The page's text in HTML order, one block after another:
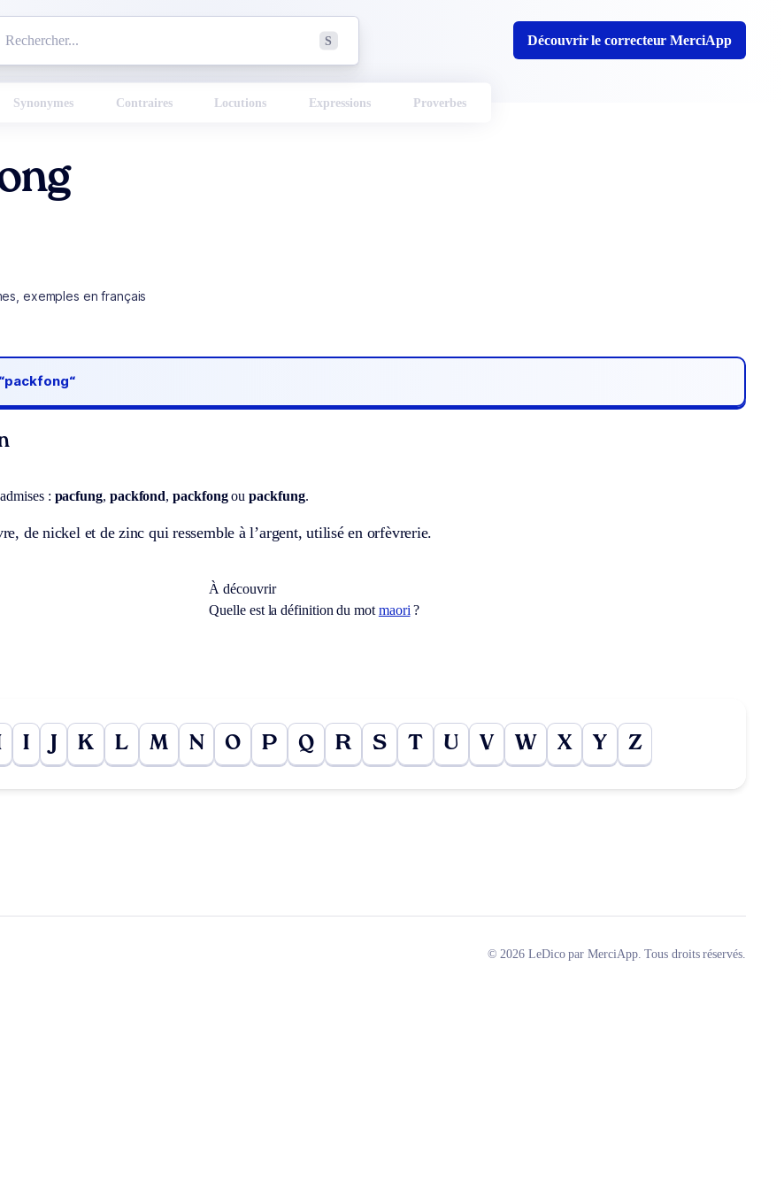
S Découvrir le correcteur MerciApp
Synonymes Contraires Locutions Expressions Proverbes
exemples en français
“packfong“
: pacfung, packfond,packfongoupackfung.
de nickel et de zinc qui ressemble à l’argent, utilisé en orfèvrerie.
À découvrir
Quelle est la définition du mot maori ?
I K L M N O P Q R S T U V W X Y Z
© 2026 LeDico par MerciApp. Tous droits réservés.